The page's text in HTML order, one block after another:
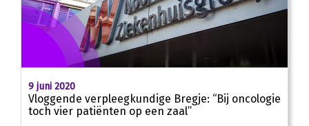
9 juni 2020
Vloggende verpleegkundige Bregje: “Bij oncologie
toch vier patiënten op een zaal”